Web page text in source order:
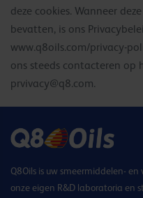
deze cookies. Wanneer
bevatten, is ons
www.q8oils.com/privacy-
ons steeds contacteren op
prvivacy@q8.com.
Q8Oils is uw smeermiddelen-
onze eigen R&D laboratoria en